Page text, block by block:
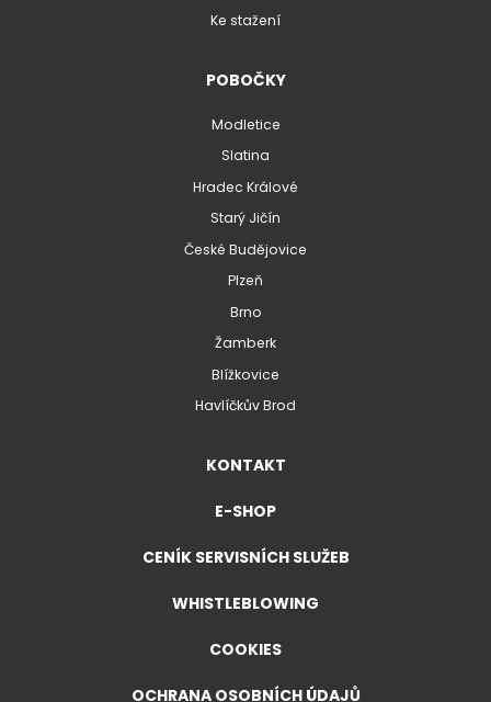
Ke stažení
POBOČKY
Modletice
Slatina
Hradec Králové
Starý Jičín
České Budějovice
Plzeň
Brno
Žamberk
Blížkovice
Havlíčkův Brod
KONTAKT
E-SHOP
CENÍK SERVISNÍCH SLUŽEB
WHISTLEBLOWING
COOKIES
OCHRANA OSOBNÍCH ÚDAJŮ